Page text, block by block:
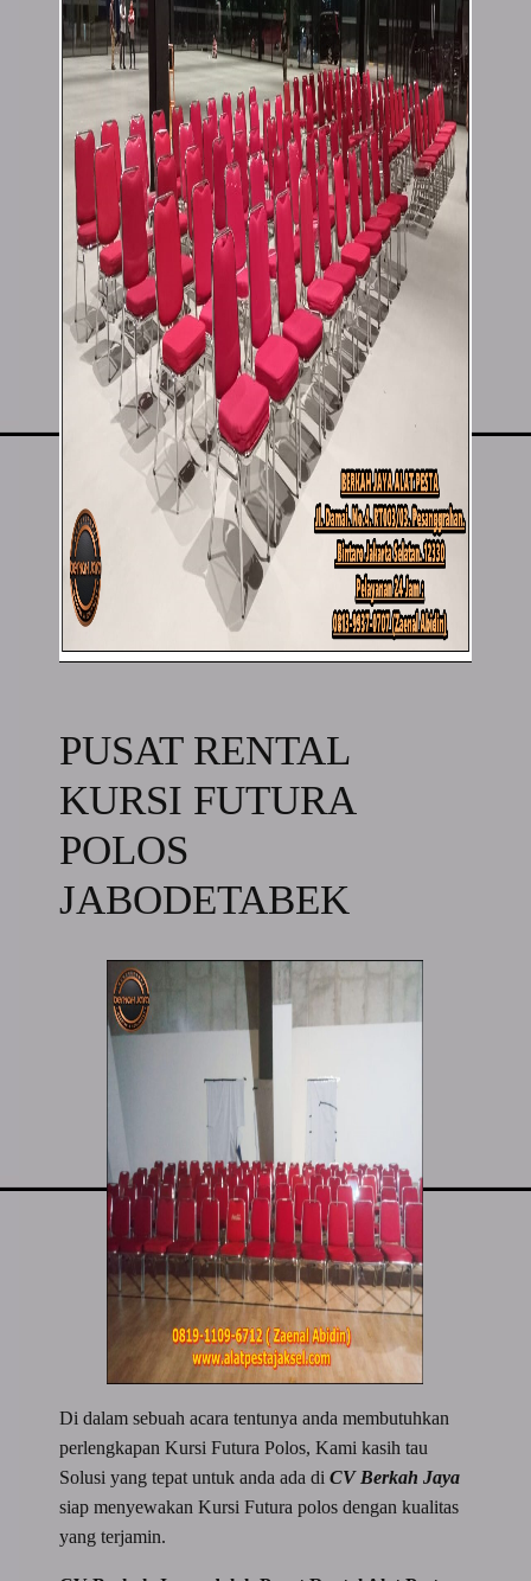
PUSAT RENTAL
KURSI FUTURA
POLOS
JABODETABEK
Di dalam sebuah acara tentunya anda membutuhkan
perlengkapan Kursi Futura Polos, Kami kasih tau
Solusi yang tepat untuk anda ada diCV Berkah Jaya
siap menyewakan Kursi Futura polos dengan kualitas
yang terjamin.